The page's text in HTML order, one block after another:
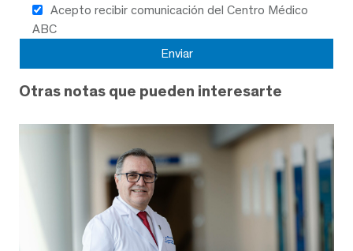
Acepto recibir comunicación del Centro Médico
ABC
Otras notas que pueden interesarte